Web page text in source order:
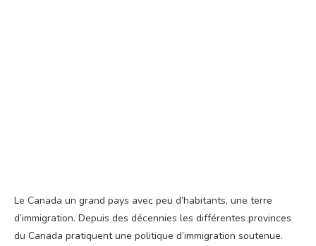
Le Canada un grand pays avec peu d’habitants, une terre
d’immigration. Depuis des décennies les différentes provinces
du Canada pratiquent une politique d’immigration soutenue.